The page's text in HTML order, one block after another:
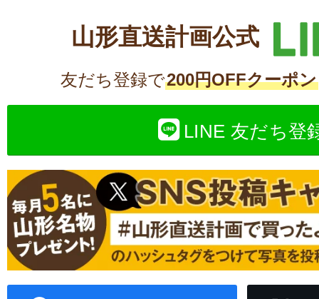
山形直送計画公式
友だち登録で200円OFFクーポン
LINE 友だち登